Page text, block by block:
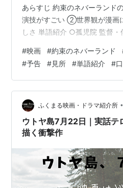
あらすじ 約束のネバーラン
演技がすごい ②世界観が漫
しさ 単語紹介 ○孤児院 監督
紹介 公開 ２０２０年１２月１
ン・ファンタジー 上映時間 １
朗 俳優 浜辺 美波(エマ役) あ
つ孤児院『グレイス＝フィー
の繋がらない子供たちが、ママ
#映画 #約束のネバーランド
#予告 #見所 #単語紹介 #
ふくまる映画・ドラマ紹介所 •
ウトヤ島7月22日｜実話テ
描く衝撃作